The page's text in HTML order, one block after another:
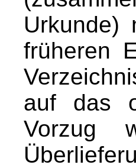
Urkunde)
früheren
auf das
Vorzug